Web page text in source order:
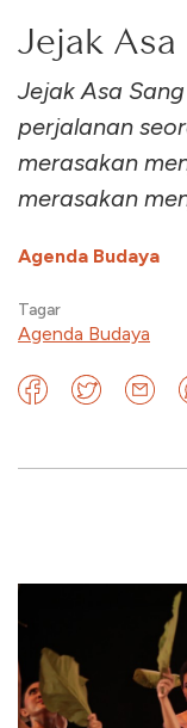
Jejak Asa
Jejak Asa
perjalanan
merasakan
merasakan
Agenda Budaya
Tagar
Agenda Budaya